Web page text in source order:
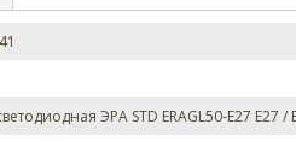
ЭРА STD ERAGL50-E27 E27